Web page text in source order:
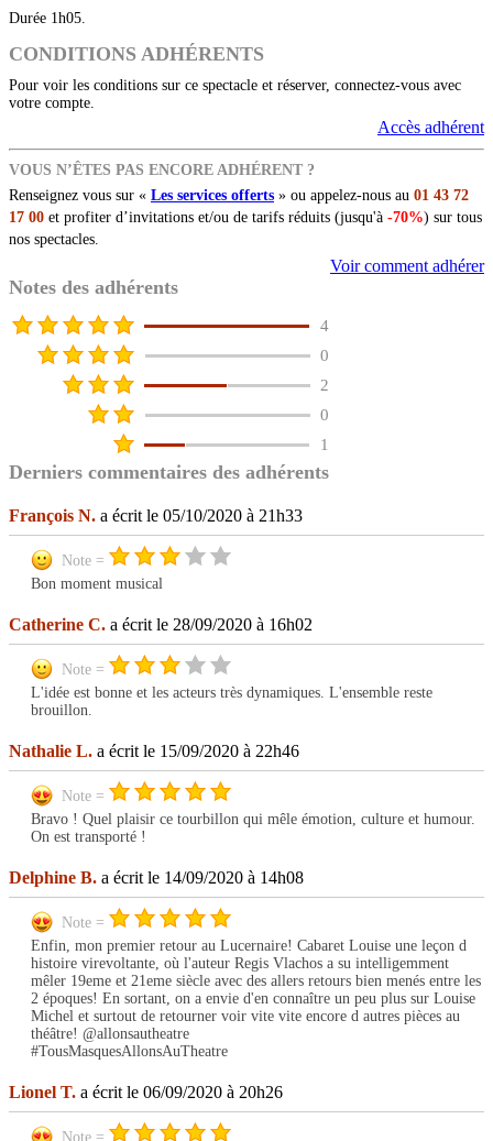
Durée 1h05.
CONDITIONS ADHÉRENTS
Pour voir les conditions sur ce spectacle et réserver, connectez-vous avec
votre compte.
Accès adhérent
VOUS N’ÊTES PAS ENCORE ADHÉRENT ?
Renseignez vous sur « Les services offerts » ou appelez-nous au 01 43 72
17 00 et profiter d’invitations et/ou de tarifs réduits (jusqu'à -70%) sur tous
nos spectacles.
Voir comment adhérer
Notes des adhérents
4
0
2
0
1
Derniers commentaires des adhérents
François N. a écrit le 05/10/2020 à 21h33
Note =
Bon moment musical
Catherine C. a écrit le 28/09/2020 à 16h02
Note =
L'idée est bonne et les acteurs très dynamiques. L'ensemble reste
brouillon.
Nathalie L. a écrit le 15/09/2020 à 22h46
Note =
Bravo ! Quel plaisir ce tourbillon qui mêle émotion, culture et humour.
On est transporté !
Delphine B. a écrit le 14/09/2020 à 14h08
Note =
Enfin, mon premier retour au Lucernaire! Cabaret Louise une leçon d
histoire virevoltante, où l'auteur Regis Vlachos a su intelligemment
mêler 19eme et 21eme siècle avec des allers retours bien menés entre les
2 époques! En sortant, on a envie d'en connaître un peu plus sur Louise
Michel et surtout de retourner voir vite vite encore d autres pièces au
théâtre! @allonsautheatre
#TousMasquesAllonsAuTheatre
Lionel T. a écrit le 06/09/2020 à 20h26
Note =